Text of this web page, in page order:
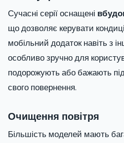
Сучасні серії оснащені
що дозволяє керувати
мобільний додаток навіть з
особливо зручно для
подорожують або бажають
свого повернення.
Очищення повітря
Більшість моделей мають